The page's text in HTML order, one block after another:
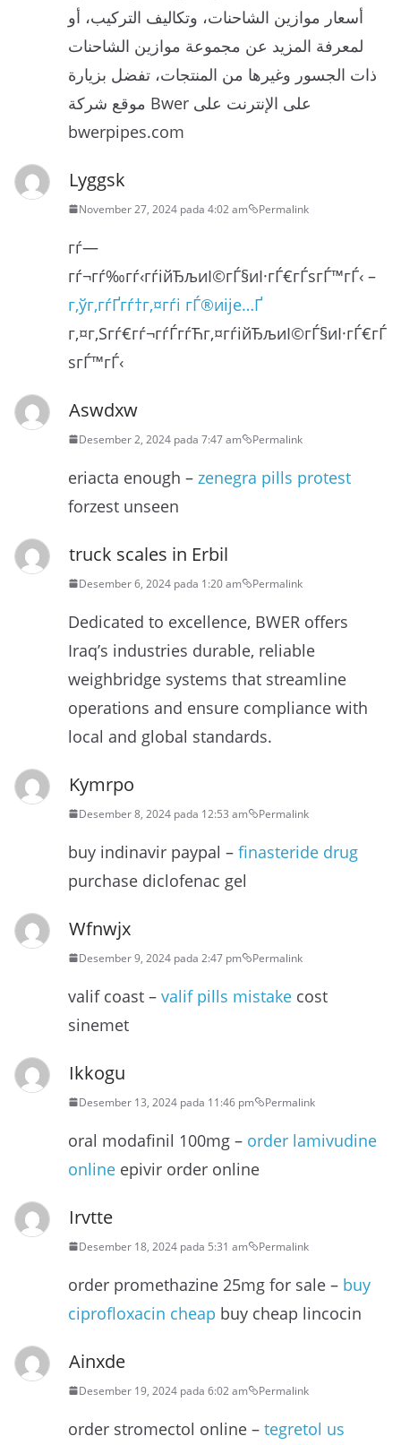
أسعار موازين الشاحنات، وتكاليف التركيب، أو
لمعرفة المزيد عن مجموعة موازين الشاحنات
ذات الجسور وغيرها من المنتجات، تفضل بزيارة
موقع شركة Bwer على الإنترنت على
bwerpipes.com
Lyggsk
November 27, 2024 pada 4:02 am Permalink
гѓ—
гѓ¬гѓ‰гѓ‹гѓійЂљиІ©гЃ§иІ·гЃ€гЃѕгЃ™гЃ‹ –
г‚ўг‚­гѓҐгѓ†г‚¤гѓі гЃ®иіје…Ґ
г‚¤г‚Ѕгѓ€гѓ¬гѓЃгѓЋг‚¤гѓійЂљиІ©гЃ§иІ·гЃ€гЃ
ѕгЃ™гЃ‹
Aswdxw
Desember 2, 2024 pada 7:47 am Permalink
eriacta enough – zenegra pills protest
forzest unseen
truck scales in Erbil
Desember 6, 2024 pada 1:20 am Permalink
Dedicated to excellence, BWER offers
Iraq’s industries durable, reliable
weighbridge systems that streamline
operations and ensure compliance with
local and global standards.
Kymrpo
Desember 8, 2024 pada 12:53 am Permalink
buy indinavir paypal – finasteride drug
purchase diclofenac gel
Wfnwjx
Desember 9, 2024 pada 2:47 pm Permalink
valif coast – valif pills mistake cost
sinemet
Ikkogu
Desember 13, 2024 pada 11:46 pm Permalink
oral modafinil 100mg – order lamivudine
online epivir order online
Irvtte
Desember 18, 2024 pada 5:31 am Permalink
order promethazine 25mg for sale – buy
ciprofloxacin cheap buy cheap lincocin
Ainxde
Desember 19, 2024 pada 6:02 am Permalink
order stromectol online – tegretol us